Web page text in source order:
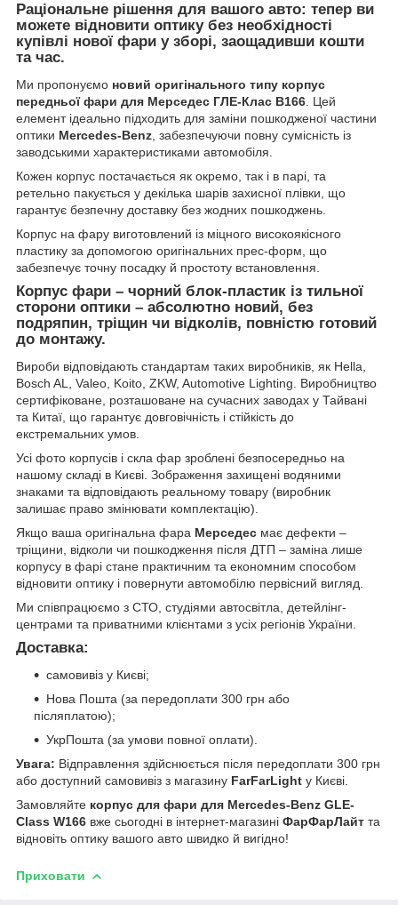
Раціональне рішення для вашого авто: тепер ви
можете відновити оптику без необхідності
купівлі нової фари у зборі, заощадивши кошти
та час.
Ми пропонуємо новий оригінального типу корпус
передньої фари для Мерседес ГЛЕ-Клас В166. Цей
елемент ідеально підходить для заміни пошкодженої частини
оптики Mercedes-Benz, забезпечуючи повну сумісність із
заводськими характеристиками автомобіля.
Кожен корпус постачається як окремо, так і в парі, та
ретельно пакується у декілька шарів захисної плівки, що
гарантує безпечну доставку без жодних пошкоджень.
Корпус на фару виготовлений із міцного високоякісного
пластику за допомогою оригінальних прес-форм, що
забезпечує точну посадку й простоту встановлення.
Корпус фари – чорний блок-пластик із тильної
сторони оптики – абсолютно новий, без
подряпин, тріщин чи відколів, повністю готовий
до монтажу.
Вироби відповідають стандартам таких виробників, як Hella,
Bosch AL, Valeo, Koito, ZKW, Automotive Lighting. Виробництво
сертифіковане, розташоване на сучасних заводах у Тайвані
та Китаї, що гарантує довговічність і стійкість до
екстремальних умов.
Усі фото корпусів і скла фар зроблені безпосередньо на
нашому складі в Києві. Зображення захищені водяними
знаками та відповідають реальному товару (виробник
залишає право змінювати комплектацію).
Якщо ваша оригінальна фара Мерседес має дефекти –
тріщини, відколи чи пошкодження після ДТП – заміна лише
корпусу в фарі стане практичним та економним способом
відновити оптику і повернути автомобілю первісний вигляд.
Ми співпрацюємо з СТО, студіями автосвітла, детейлінг-
центрами та приватними клієнтами з усіх регіонів України.
Доставка:
самовивіз у Києві;
Нова Пошта (за передоплати 300 грн або
післяплатою);
УкрПошта (за умови повної оплати).
Увага: Відправлення здійснюється після передоплати 300 грн
або доступний самовивіз з магазину FarFarLight у Києві.
Замовляйте корпус для фари для Mercedes-Benz GLE-
Class W166 вже сьогодні в інтернет-магазині ФарФарЛайт та
відновіть оптику вашого авто швидко й вигідно!
Приховати